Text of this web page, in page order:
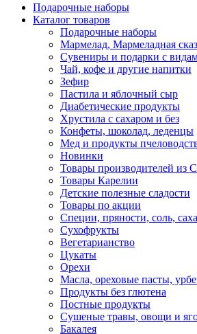
Подарочные наборы
Каталог товаров
Подарочные наборы
Мармелад, Мармеладная
Сувениры и подарки с
Чай, кофе и другие напитки
Зефир
Пастила и яблочный сыр
Диабетические продукты
Хрустила с сахаром и без
Конфеты, шоколад, леденцы
Мед и продукты
Новинки
Товары производителей из
Товары Карелии
Детские полезные сладости
Товары по акции
Специи, пряности, соль,
Сухофрукты
Вегетарианство
Цукаты
Орехи
Масла, ореховые пасты,
Продукты без глютена
Постные продукты
Сушеные травы, овощи и
Бакалея